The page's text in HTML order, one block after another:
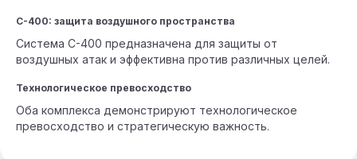
С-400: защита воздушного пространства
Система С-400 предназначена для защиты от
воздушных атак и эффективна против различных целей.
Технологическое превосходство
Оба комплекса демонстрируют технологическое
превосходство и стратегическую важность.